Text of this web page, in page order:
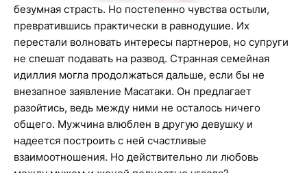
безумная страсть. Но постепенно чувства остыли,
превратившись практически в равнодушие. Их
перестали волновать интересы партнеров, но супруги
не спешат подавать на развод. Странная семейная
идиллия могла продолжаться дальше, если бы не
внезапное заявление Масатаки. Он предлагает
разойтись, ведь между ними не осталось ничего
общего. Мужчина влюблен в другую девушку и
надеется построить с ней счастливые
взаимоотношения. Но действительно ли любовь